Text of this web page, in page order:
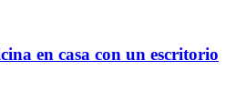
en casa con un escritorio